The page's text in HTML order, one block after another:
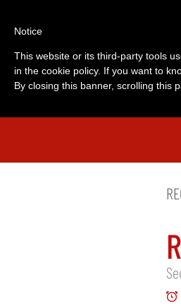
Notice
This website or its third-party tools
in the cookie policy. If you want to
By closing this banner, scrolling this